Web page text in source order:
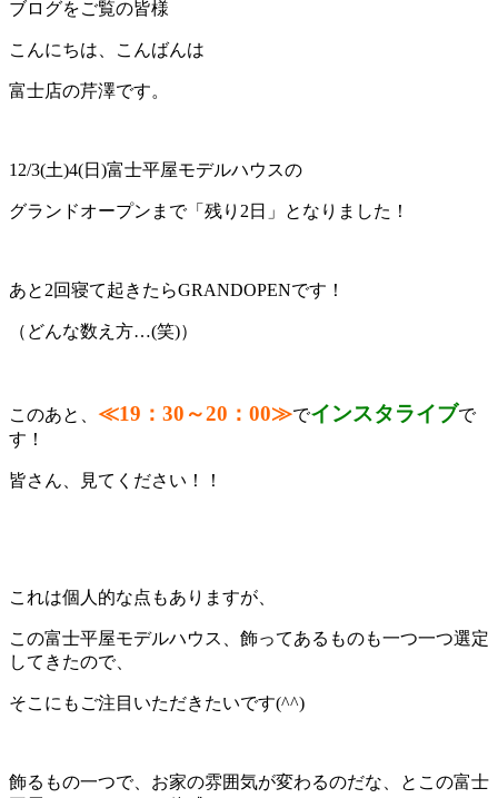
ブログをご覧の皆様
こんにちは、こんばんは
富士店の芹澤です。
12/3(土)4(日)富士平屋モデルハウスの
グランドオープンまで「残り2日」となりました！
あと2回寝て起きたらGRANDOPENです！
（どんな数え方…(笑)）
このあと、 ≪19：30～20：00≫でインスタライブで
す！
皆さん、見てください！！
これは個人的な点もありますが、
この富士平屋モデルハウス、飾ってあるものも一つ一つ選定
してきたので、
そこにもご注目いただきたいです(^^)
飾るもの一つで、お家の雰囲気が変わるのだな、とこの富士